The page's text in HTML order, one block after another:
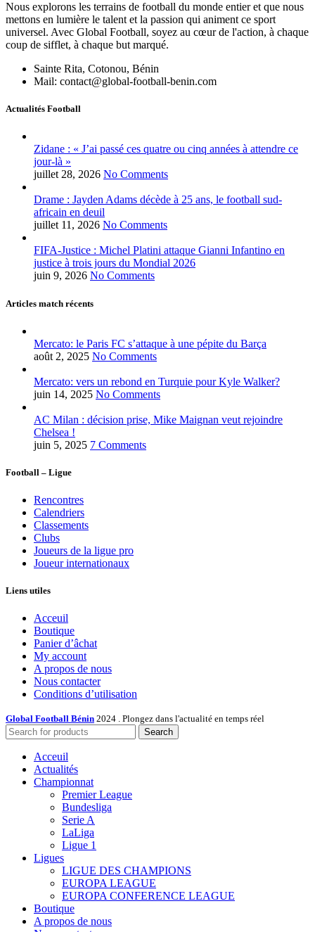
Nous explorons les terrains de football du monde entier et que nous
mettons en lumière le talent et la passion qui animent ce sport
universel. Avec Global Football, soyez au cœur de l'action, à chaque
coup de sifflet, à chaque but marqué.
Sainte Rita, Cotonou, Bénin
Mail: contact@global-football-benin.com
Actualités Football
Zidane : « J’ai passé ces quatre ou cinq années à attendre ce
jour-là »
juillet 28, 2026 No Comments
Drame : Jayden Adams décède à 25 ans, le football sud-
africain en deuil
juillet 11, 2026 No Comments
FIFA-Justice : Michel Platini attaque Gianni Infantino en
justice à trois jours du Mondial 2026
juin 9, 2026 No Comments
Articles match récents
Mercato: le Paris FC s’attaque à une pépite du Barça
août 2, 2025 No Comments
Mercato: vers un rebond en Turquie pour Kyle Walker?
juin 14, 2025 No Comments
AC Milan : décision prise, Mike Maignan veut rejoindre
Chelsea !
juin 5, 2025 7 Comments
Football – Ligue
Rencontres
Calendriers
Classements
Clubs
Joueurs de la ligue pro
Joueur internationaux
Liens utiles
Acceuil
Boutique
Panier d’âchat
My account
A propos de nous
Nous contacter
Conditions d’utilisation
Global Football Bénin 2024 . Plongez dans l'actualité en temps réel
Search
Acceuil
Actualités
Championnat
Premier League
Bundesliga
Serie A
LaLiga
Ligue 1
Ligues
LIGUE DES CHAMPIONS
EUROPA LEAGUE
EUROPA CONFERENCE LEAGUE
Boutique
A propos de nous